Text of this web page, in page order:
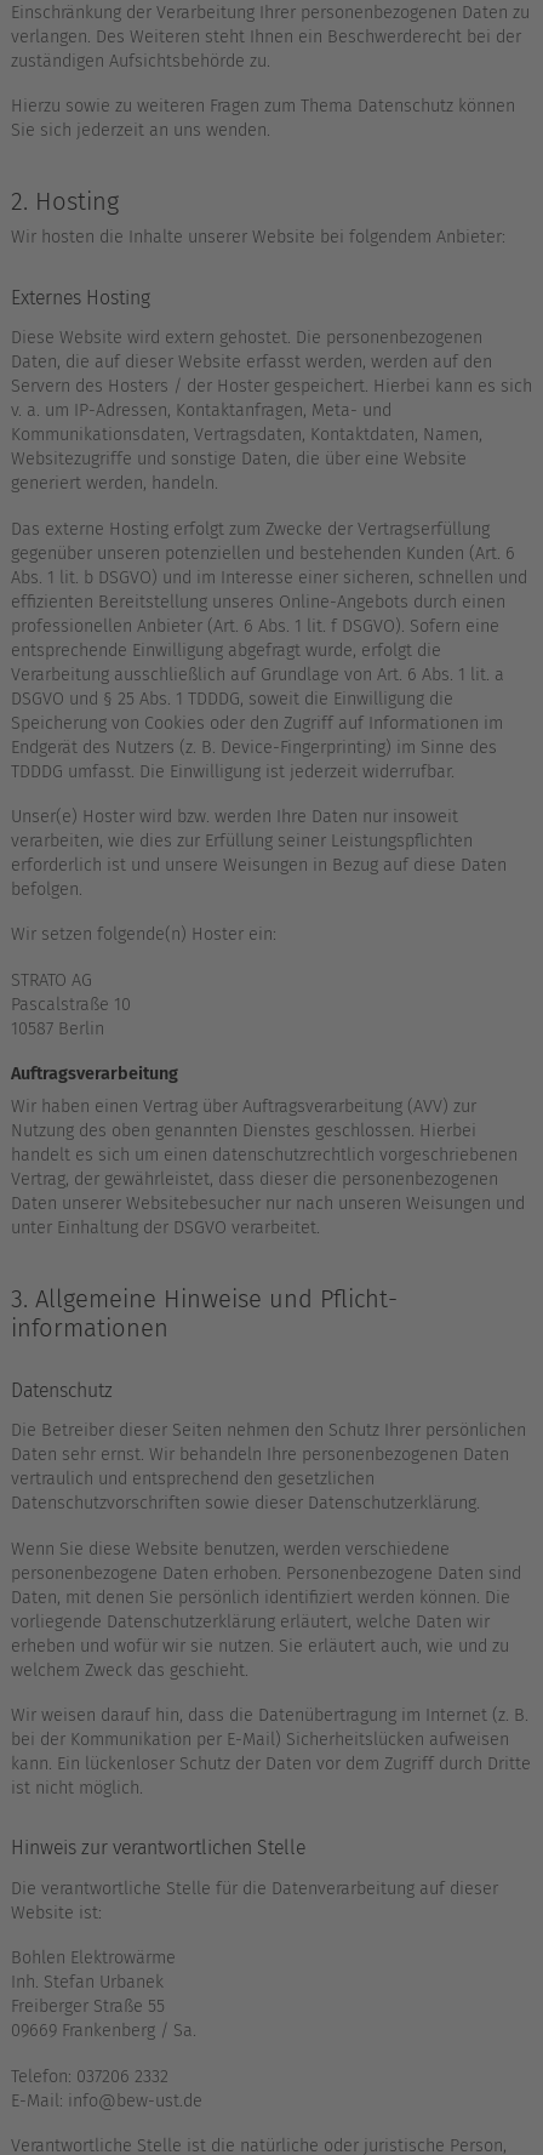
Einschränkung der Verarbeitung Ihrer personenbezogenen Daten zu
verlangen. Des Weiteren steht Ihnen ein Beschwerderecht bei der
zuständigen Aufsichtsbehörde zu.
Hierzu sowie zu weiteren Fragen zum Thema Datenschutz können
Sie sich jederzeit an uns wenden.
2. Hosting
Wir hosten die Inhalte unserer Website bei folgendem Anbieter:
Externes Hosting
Diese Website wird extern gehostet. Die personenbezogenen
Daten, die auf dieser Website erfasst werden, werden auf den
Servern des Hosters / der Hoster gespeichert. Hierbei kann es sich
v. a. um IP-Adressen, Kontaktanfragen, Meta- und
Kommunikationsdaten, Vertragsdaten, Kontaktdaten, Namen,
Websitezugriffe und sonstige Daten, die über eine Website
generiert werden, handeln.
Das externe Hosting erfolgt zum Zwecke der Vertragserfüllung
gegenüber unseren potenziellen und bestehenden Kunden (Art. 6
Abs. 1 lit. b DSGVO) und im Interesse einer sicheren, schnellen und
effizienten Bereitstellung unseres Online-Angebots durch einen
professionellen Anbieter (Art. 6 Abs. 1 lit. f DSGVO). Sofern eine
entsprechende Einwilligung abgefragt wurde, erfolgt die
Verarbeitung ausschließlich auf Grundlage von Art. 6 Abs. 1 lit. a
DSGVO und § 25 Abs. 1 TDDDG, soweit die Einwilligung die
Speicherung von Cookies oder den Zugriff auf Informationen im
Endgerät des Nutzers (z. B. Device-Fingerprinting) im Sinne des
TDDDG umfasst. Die Einwilligung ist jederzeit widerrufbar.
Unser(e) Hoster wird bzw. werden Ihre Daten nur insoweit
verarbeiten, wie dies zur Erfüllung seiner Leistungspflichten
erforderlich ist und unsere Weisungen in Bezug auf diese Daten
befolgen.
Wir setzen folgende(n) Hoster ein:
STRATO AG
Pascalstraße 10
10587 Berlin
Auftragsverarbeitung
Wir haben einen Vertrag über Auftragsverarbeitung (AVV) zur
Nutzung des oben genannten Dienstes geschlossen. Hierbei
handelt es sich um einen datenschutzrechtlich vorgeschriebenen
Vertrag, der gewährleistet, dass dieser die personenbezogenen
Daten unserer Websitebesucher nur nach unseren Weisungen und
unter Einhaltung der DSGVO verarbeitet.
3. Allgemeine Hinweise und Pflicht­
informationen
Datenschutz
Die Betreiber dieser Seiten nehmen den Schutz Ihrer persönlichen
Daten sehr ernst. Wir behandeln Ihre personenbezogenen Daten
vertraulich und entsprechend den gesetzlichen
Datenschutzvorschriften sowie dieser Datenschutzerklärung.
Wenn Sie diese Website benutzen, werden verschiedene
personenbezogene Daten erhoben. Personenbezogene Daten sind
Daten, mit denen Sie persönlich identifiziert werden können. Die
vorliegende Datenschutzerklärung erläutert, welche Daten wir
erheben und wofür wir sie nutzen. Sie erläutert auch, wie und zu
welchem Zweck das geschieht.
Wir weisen darauf hin, dass die Datenübertragung im Internet (z. B.
bei der Kommunikation per E-Mail) Sicherheitslücken aufweisen
kann. Ein lückenloser Schutz der Daten vor dem Zugriff durch Dritte
ist nicht möglich.
Hinweis zur verantwortlichen Stelle
Die verantwortliche Stelle für die Datenverarbeitung auf dieser
Website ist:
Bohlen Elektrowärme
Inh. Stefan Urbanek
Freiberger Straße 55
09669 Frankenberg / Sa.
Telefon: 037206 2332
E-Mail: info@bew-ust.de
Verantwortliche Stelle ist die natürliche oder juristische Person,